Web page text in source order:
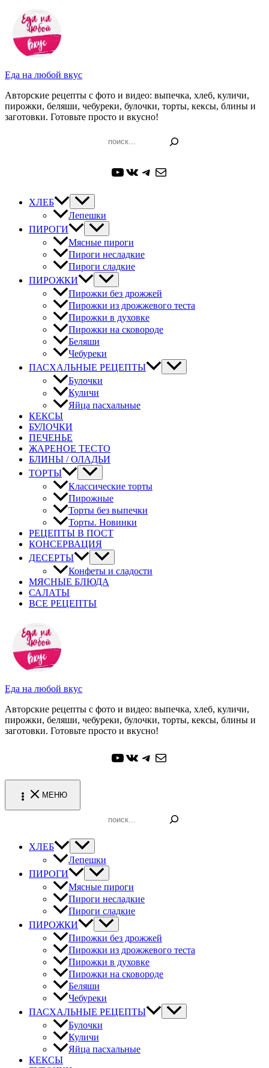
Перейти
содержимому
Еда на любой вкус
Авторские рецепты с фото и видео: выпечка, хлеб, куличи,
пирожки, беляши, чебуреки, булочки, торты, кексы, блины и
заготовки. Готовьте просто и вкусно!
YouTube
ВКонтакте
Telegram
Почта
ХЛЕБ
Лепешки
ПИРОГИ
Мясные пироги
Пироги несладкие
Пироги сладкие
ПИРОЖКИ
Пирожки без дрожжей
Пирожки из дрожжевого теста
Пирожки в духовке
Пирожки на сковороде
Беляши
Чебуреки
ПАСХАЛЬНЫЕ РЕЦЕПТЫ
Булочки
Куличи
Яйца пасхальные
КЕКСЫ
БУЛОЧКИ
ПЕЧЕНЬЕ
ЖАРЕНОЕ ТЕСТО
БЛИНЫ / ОЛАДЬИ
ТОРТЫ
Классические торты
Пирожные
Торты без выпечки
Торты. Новинки
РЕЦЕПТЫ В ПОСТ
КОНСЕРВАЦИЯ
ДЕСЕРТЫ
Конфеты и сладости
МЯСНЫЕ БЛЮДА
САЛАТЫ
ВСЕ РЕЦЕПТЫ
Еда на любой вкус
Авторские рецепты с фото и видео: выпечка, хлеб, куличи,
пирожки, беляши, чебуреки, булочки, торты, кексы, блины и
заготовки. Готовьте просто и вкусно!
YouTube
ВКонтакте
Telegram
Почта
МЕНЮ
ХЛЕБ
Лепешки
ПИРОГИ
Мясные пироги
Пироги несладкие
Пироги сладкие
ПИРОЖКИ
Пирожки без дрожжей
Пирожки из дрожжевого теста
Пирожки в духовке
Пирожки на сковороде
Беляши
Чебуреки
ПАСХАЛЬНЫЕ РЕЦЕПТЫ
Булочки
Куличи
Яйца пасхальные
КЕКСЫ